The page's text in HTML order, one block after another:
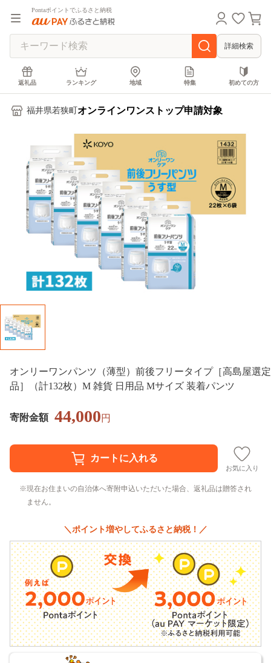
Pontaポイントでふるさと納税
詳細検索
返礼品 ランキング 地域 特集 初めての方
福井県若狭町 オンラインワンストップ申請対象
オンリーワンパンツ（薄型）前後フリータイプ［高島屋選定
品］（計132枚）M 雑貨 日用品 Mサイズ 装着パンツ
寄附金額 44,000円
お気に入り
現在お住まいの自治体へ寄附申込いただいた場合、返礼品は贈答され
ません。
＼ポイント増やしてふるさと納税！／